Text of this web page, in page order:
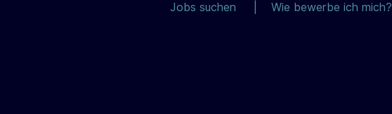
Jobs suchen Wie bewerbe ich mich?